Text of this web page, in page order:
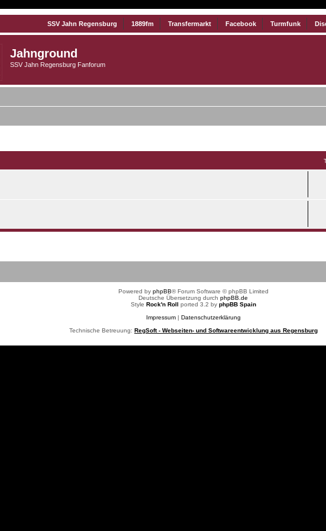
SSV Jahn Regensburg 1889fm Transfermarkt Facebook Turmfunk
Jahnground
SSV Jahn Regensburg Fanforum
Powered by phpBB® Forum Software © phpBB Limited
Deutsche Übersetzung durchphpBB.de
Style Rock'n Roll ported 3.2 by phpBB Spain
Impressum| Datenschutzerklärung
Technische Betreuung: RegSoft - Webseiten- und Softwareentwicklung aus Regensburg